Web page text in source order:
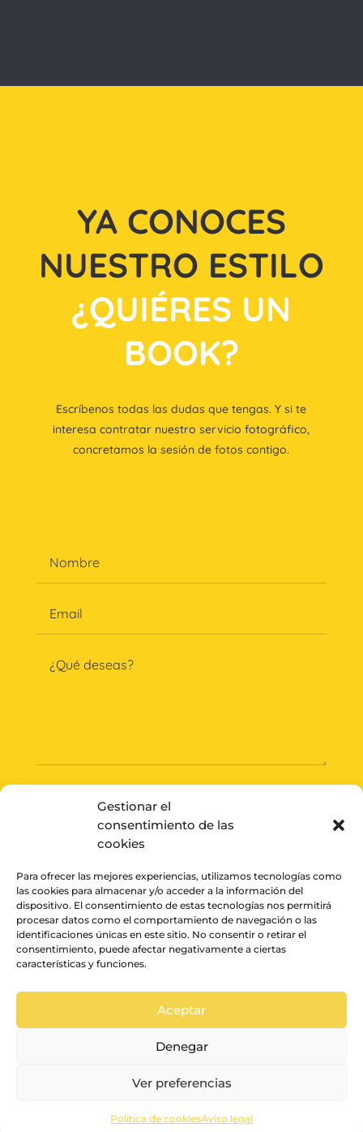
Gestionar el
consentimiento de las
cookies
Para ofrecer las mejores experiencias, utilizamos tecnologías como
las cookies para almacenar y/o acceder a la información del
dispositivo. El consentimiento de estas tecnologías nos permitirá
procesar datos como el comportamiento de navegación o las
identificaciones únicas en este sitio. No consentir o retirar el
consentimiento, puede afectar negativamente a ciertas
características y funciones.
Aceptar
Denegar
Ver preferencias
Política de cookiesAviso legal
YA CONOCES
NUESTRO ESTILO
¿QUIÉRES UN
BOOK?
Escríbenos todas las dudas que tengas. Y si te
interesa contratar nuestro servicio fotográfico,
concretamos la sesión de fotos contigo.
© La vida en un pixel
Condiciones